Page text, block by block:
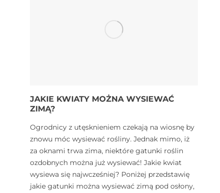
JAKIE KWIATY MOŻNA WYSIEWAĆ
ZIMĄ?
Ogrodnicy z utęsknieniem czekają na wiosnę by
znowu móc wysiewać rośliny. Jednak mimo, iż
za oknami trwa zima, niektóre gatunki roślin
ozdobnych można już wysiewać! Jakie kwiat
wysiewa się najwcześniej? Poniżej przedstawię
jakie gatunki można wysiewać zimą pod osłony,